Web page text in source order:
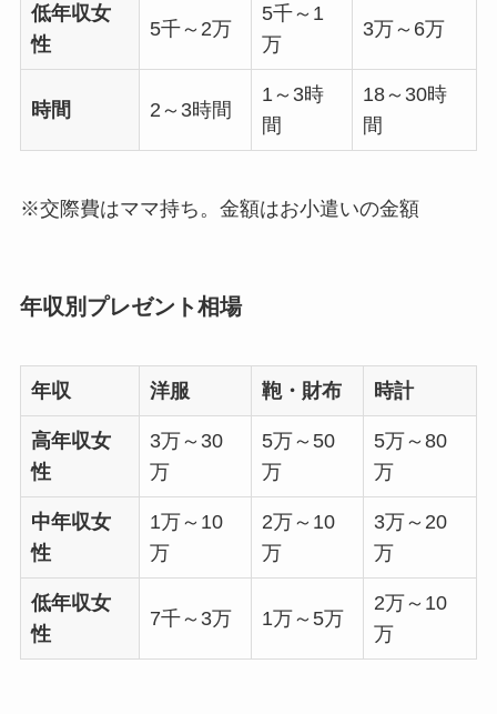
低年収女
性
5千～2万
5千～1
万
3万～6万
時間 2～3時間
1～3時
間
18～30時
間
※交際費はママ持ち。金額はお小遣いの金額
年収別プレゼント相場
年収 洋服 鞄・財布 時計
高年収女
性
3万～30
万
5万～50
万
5万～80
万
中年収女
性
1万～10
万
2万～10
万
3万～20
万
低年収女
性
7千～3万 1万～5万
2万～10
万